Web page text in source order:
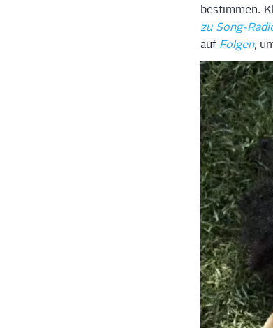
bestim­men.
zu Song-
auf Fol­gen,